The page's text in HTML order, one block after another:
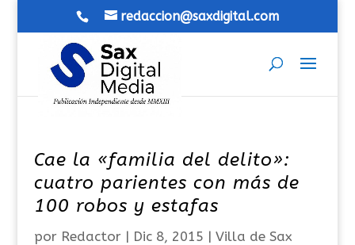
redaccion@saxdigital.com
Cae la «familia del delito»:
cuatro parientes con más de
100 robos y estafas
por Redactor| Dic 8, 2015 | Villa de Sax